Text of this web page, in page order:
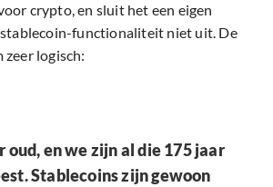
crypto, en sluit het een eigen
functionaliteit niet uit. De
zeer logisch:
oud, en we zijn al die 175 jaar
Stablecoins zijn gewoon